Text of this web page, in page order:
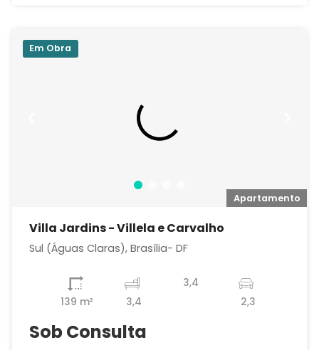
Apartamento
Em Obra
Villa Jardins - Villela e Carvalho
Sul (Águas Claras), Brasília- DF
139 m² 3,4
3,4
2,3
Sob Consulta